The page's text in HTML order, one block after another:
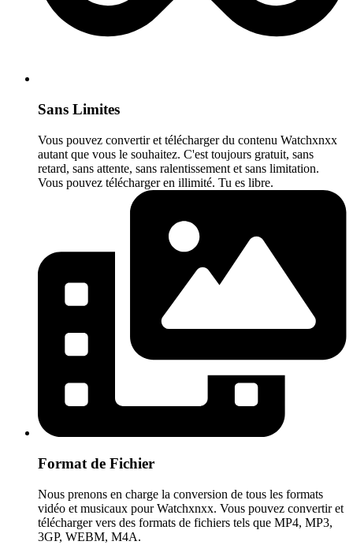
Sans Limites
Vous pouvez convertir et télécharger du contenu Watchxnxx
autant que vous le souhaitez. C'est toujours gratuit, sans
retard, sans attente, sans ralentissement et sans limitation.
Vous pouvez télécharger en illimité. Tu es libre.
Format de Fichier
Nous prenons en charge la conversion de tous les formats
vidéo et musicaux pour Watchxnxx. Vous pouvez convertir et
télécharger vers des formats de fichiers tels que MP4, MP3,
3GP, WEBM, M4A.